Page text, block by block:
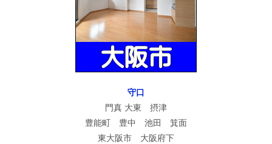
守口
門真 大東 摂津
豊能町 豊中 池田 箕面
東大阪市 大阪府下